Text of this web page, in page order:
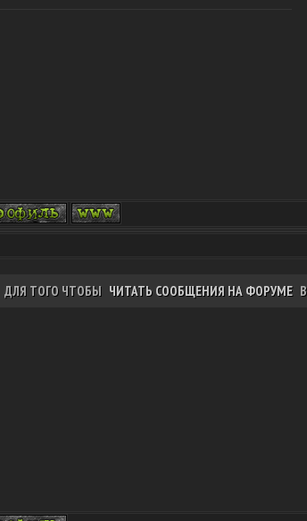
ДЛЯ ТОГО ЧТОБЫ ЧИТАТЬ СООБЩЕНИЯ НА ФОРУМЕ